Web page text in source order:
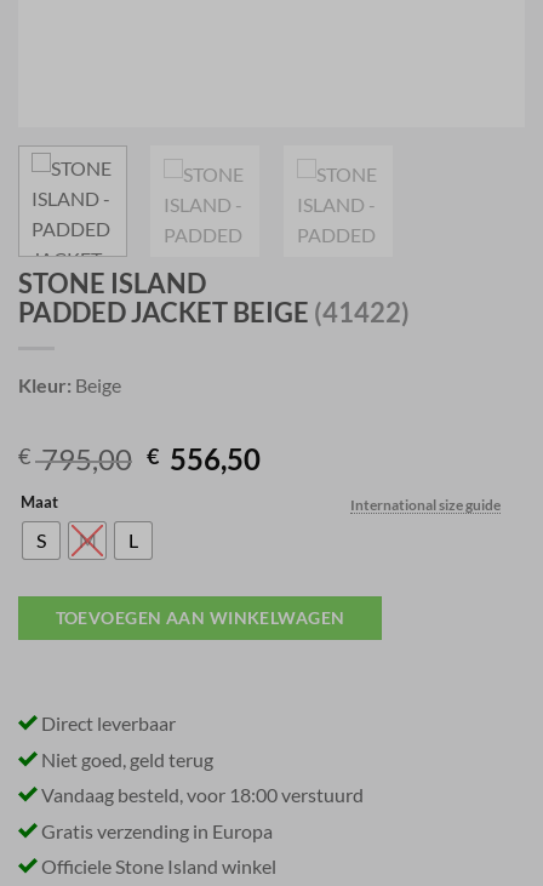
STONE ISLAND
PADDED JACKET BEIGE (41422)
Kleur: Beige
€795,00 Original
was:
€ 556,50Current
International size guide
Maat
S M L
TOEVOEGEN AAN WINKELWAGEN
Direct leverbaar
Niet goed, geld terug
Vandaag besteld, voor 18:00 verstuurd
Gratis verzending in Europa
Officiele Stone Island winkel